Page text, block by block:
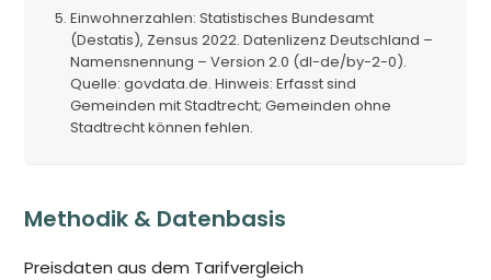
Einwohnerzahlen: Statistisches Bundesamt
(Destatis), Zensus 2022. Datenlizenz Deutschland –
Namensnennung – Version 2.0 (dl-de/by-2-0).
Quelle: govdata.de. Hinweis: Erfasst sind
Gemeinden mit Stadtrecht; Gemeinden ohne
Stadtrecht können fehlen.
Methodik & Datenbasis
Preisdaten aus dem Tarifvergleich